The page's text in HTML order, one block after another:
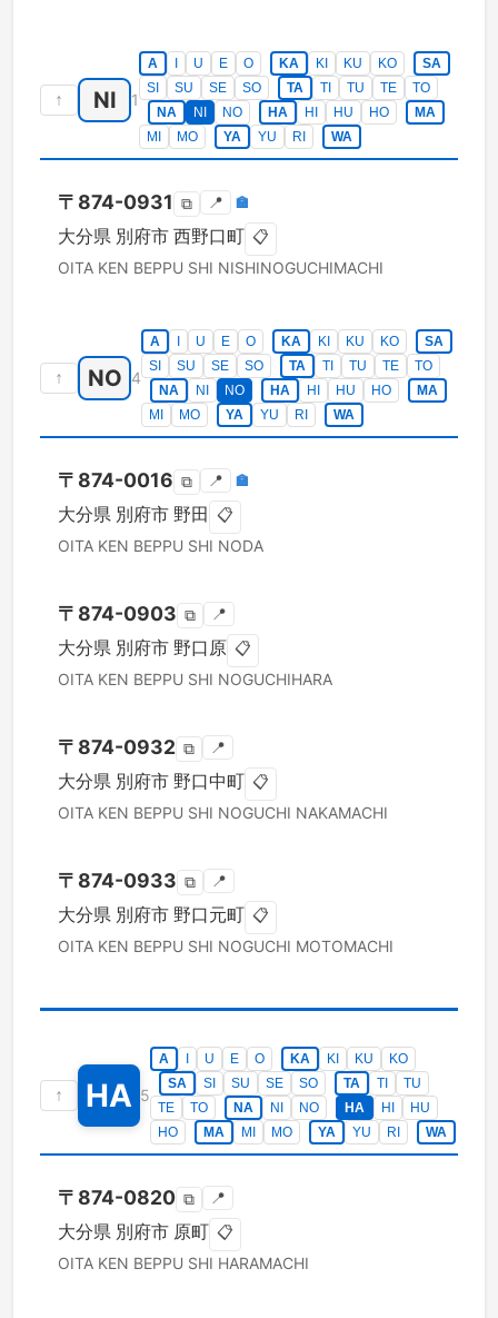
↑ NI 1
A U E O KA KI KU KO
SA
SI
SU SE SO TA TI TU TE
TO
NA
NI NO HA HI HU HO
MA
MI
MO YA YU RI WA
〒 874-0931 ⧉ 📍 🏣
大分県 別府市 西野口町 📋
OITA KEN BEPPU SHI NISHINOGUCHIMACHI
↑ NO 4
A U E O KA KI KU KO
SA
SI
SU SE SO TA TI TU TE
TO
NA
NI NO HA HI HU HO
MA
MI
MO YA YU RI WA
〒 874-0016 ⧉ 📍 🏣
大分県 別府市 野田 📋
OITA KEN BEPPU SHI NODA
〒 874-0903 ⧉ 📍
大分県 別府市 野口原 📋
OITA KEN BEPPU SHI NOGUCHIHARA
〒 874-0932 ⧉ 📍
大分県 別府市 野口中町 📋
OITA KEN BEPPU SHI NOGUCHI NAKAMACHI
〒 874-0933 ⧉ 📍
大分県 別府市 野口元町 📋
OITA KEN BEPPU SHI NOGUCHI MOTOMACHI
↑ HA 5
A U E O KA KI KU
KO
SA
SI SU SE SO TA TI
TU
TE
TO NA NI NO HA HI
HU
HO
MA MI MO YA YU RI WA
〒 874-0820 ⧉ 📍
大分県 別府市 原町 📋
OITA KEN BEPPU SHI HARAMACHI